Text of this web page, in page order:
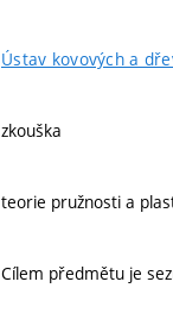
Ústav kovových a
zkouška
teorie pružnosti a
Cílem předmětu je